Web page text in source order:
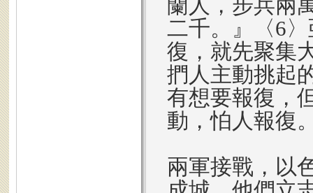
蘭人，步兵兩
二千。』〈6
復，就先聚集
捫人主動挑起
有想要報復，
動，怕人報復
兩軍接戰，以